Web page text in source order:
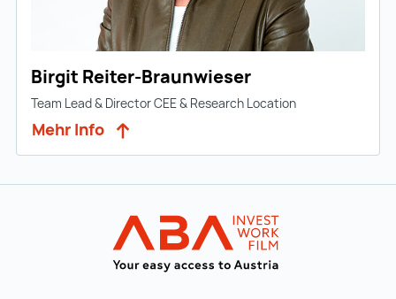
Birgit Reiter-Braunwieser
Team Lead & Director CEE & Research Location
Mehr Info